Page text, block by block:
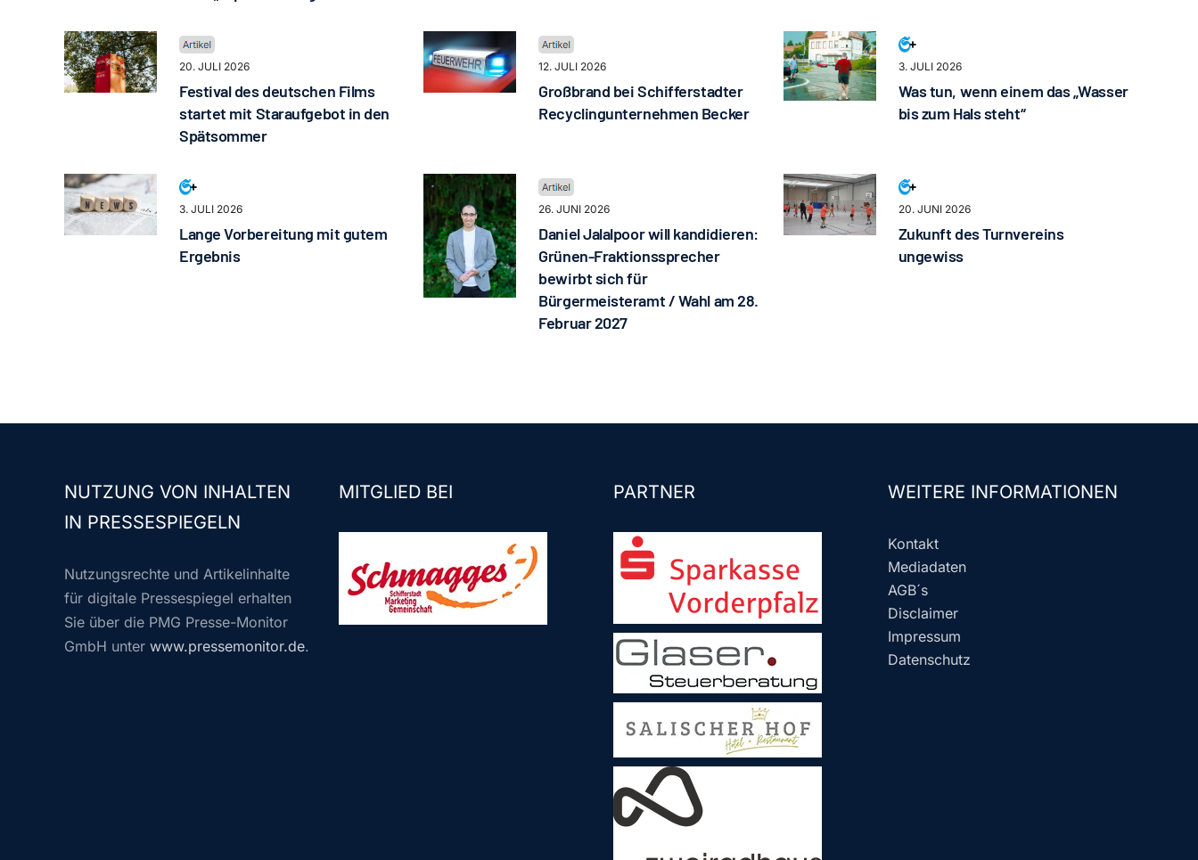
20. JULI 2026
Festival des deutschen Films
startet mit Staraufgebot in den
Spätsommer
12. JULI 2026
Großbrand bei Schifferstadter
Recyclingunternehmen Becker
3. JULI 2026
Was tun, wenn einem das „Wasser
bis zum Hals steht“
3. JULI 2026
Lange Vorbereitung mit gutem
Ergebnis
26. JUNI 2026
Daniel Jalalpoor will kandidieren:
Grünen-Fraktionssprecher
bewirbt sich für
Bürgermeisteramt / Wahl am 28.
Februar 2027
20. JUNI 2026
Zukunft des Turnvereins
ungewiss
NUTZUNG VON INHALTEN
IN PRESSESPIEGELN
Nutzungsrechte und Artikelinhalte
für digitale Pressespiegel erhalten
Sie über die PMG Presse-Monitor
GmbH unter www.pressemonitor.de.
MITGLIED BEI PARTNER WEITERE INFORMATIONEN
Kontakt
Mediadaten
AGB´s
Disclaimer
Impressum
Datenschutz